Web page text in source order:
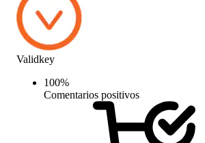
Validkey
100%
Comentarios positivos